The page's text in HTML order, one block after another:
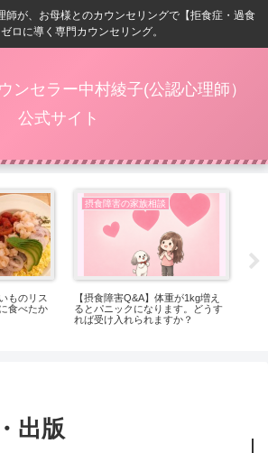
師が、お母様とのカウンセリングで【拒食症・過食
ロに導く専門カウンセリング。
ンセラー中村綾子(公認心理師）
公式サイト
ものリス
食べたか
摂食障害の家族相談
【摂食障害Q&A】体重が1kg増え
るとパニックになります。どうす
れば受け入れられますか？
出版